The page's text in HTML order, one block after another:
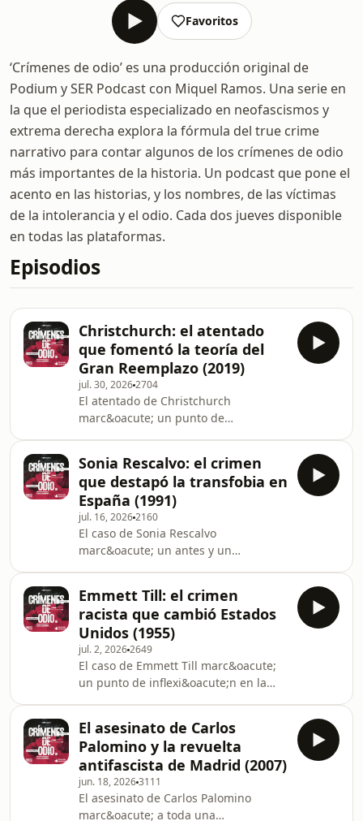
Favoritos
‘Crímenes de odio’ es una producción original de
Podium y SER Podcast con Miquel Ramos. Una serie en
la que el periodista especializado en neofascismos y
extrema derecha explora la fórmula del true crime
narrativo para contar algunos de los crímenes de odio
más importantes de la historia. Un podcast que pone el
acento en las historias, y los nombres, de las víctimas
de la intolerancia y el odio. Cada dos jueves disponible
en todas las plataformas.
Episodios
Christchurch: el atentado
que fomentó la teoría del
Gran Reemplazo (2019)
jul. 30, 20262704
El atentado de Christchurch
marc&oacute; un punto de
derecha. En este episodio analizamos
qu&eacute; ocurri&oacute; en Nueva
Zelanda en marzo de 2019,
c&oacute;mo una teor&iacute;a
conspirativa conocida como el Gran
Reemplazo se convirti&oacute; en una
de las principales narrativas del
supremacismo blanco y por
qu&eacute; sus efect
Sonia Rescalvo: el crimen
que destapó la transfobia en
España (1991)
jul. 16, 20262160
El caso de Sonia Rescalvo
marc&oacute; un antes y un
contra las personas trans en
Espa&ntilde;a. En 1991, Sonia fue
asesinada en Barcelona por un grupo
neonazi en un contexto de
exclusi&oacute;n social, transfobia y
violencia estructural.Su historia
evidenci&oacute; la vulnerabilidad de
muchos colectivos y la impunidad con
la que actuaban
Emmett Till: el crimen
racista que cambió Estados
Unidos (1955)
jul. 2, 20262649
El caso de Emmett Till marc&oacute;
un punto de inflexi&oacute;n en la
fue asesinado en Mississippi en un
contexto de segregaci&oacute;n racial
y violencia sistem&aacute;tica contra
la poblaci&oacute;n negra. Este
episodio reconstruye qui&eacute;n
El asesinato de Carlos
Palomino y la revuelta
antifascista de Madrid (2007)
jun. 18, 20263111
El asesinato de Carlos Palomino
marc&oacute; a toda una